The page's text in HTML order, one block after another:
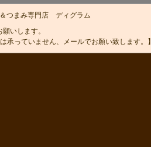
つまみ専門店 ディグラム
願いします。
っていません、メールでお願い致します。】